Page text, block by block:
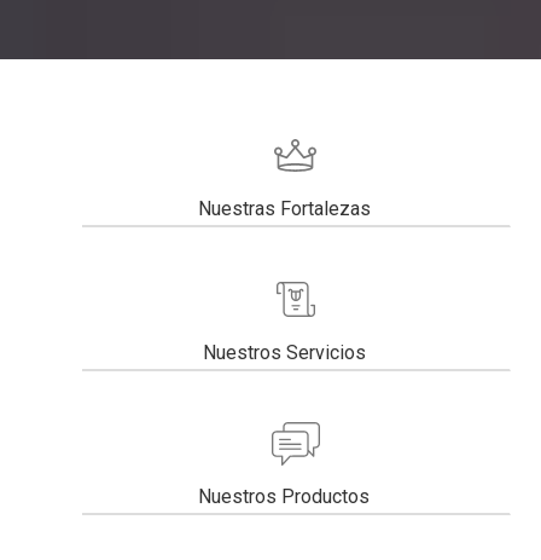
Nuestras Fortalezas
Nuestros Servicios
Nuestros Productos